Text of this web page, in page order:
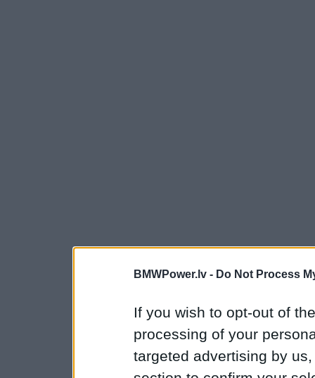
BMWPower.lv - Do Not Process
If you wish to opt-out of
processing of your
targeted advertising by